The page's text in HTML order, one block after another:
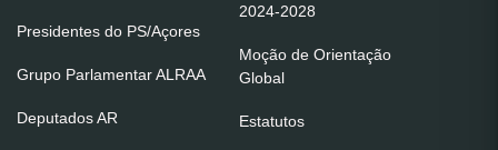
Presidentes do PS/Açores
Grupo Parlamentar ALRAA
Deputados AR
2024-2028
Moção de Orientação
Global
Estatutos